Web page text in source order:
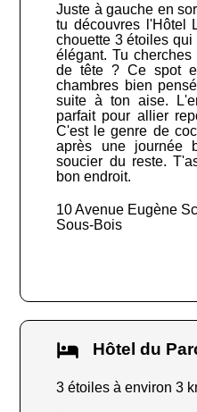
Juste à gauche en
tu découvres l'Hôtel
chouette 3 étoiles
élégant. Tu
de tête ? Ce spot
chambres bien
suite à ton aise.
parfait pour allier
C'est le genre de
après une journée
soucier du reste.
bon endroit.
10 Avenue Eugène
Sous-Bois
Hôtel du
3 étoiles à environ 3